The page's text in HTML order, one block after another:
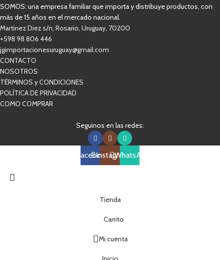
SOMOS: una empresa familiar que importa y distribuye productos, con
más de 15 años en el mercado nacional.
Martinez Diez s/n, Rosario, Uruguay, 70200
+598 98 806 446
jgimportacionesuruguay@gmail.com
CONTACTO
NOSOTROS
TÉRMINOS y CONDICIONES
POLÍTICA DE PRIVACIDAD
COMO COMPRAR
Seguinos en las redes:
FacebookInstagramWhatsApp
Tienda
Carrito
Mi cuenta